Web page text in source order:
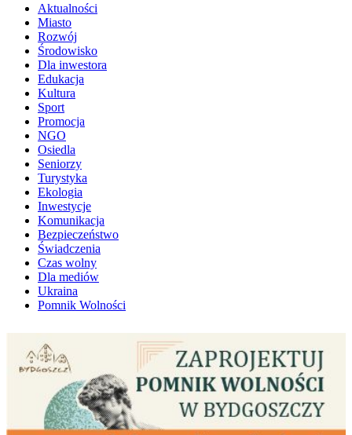
Aktualności
Miasto
Rozwój
Środowisko
Dla inwestora
Edukacja
Kultura
Sport
Promocja
NGO
Osiedla
Seniorzy
Turystyka
Ekologia
Inwestycje
Komunikacja
Bezpieczeństwo
Świadczenia
Czas wolny
Dla mediów
Ukraina
Pomnik Wolności